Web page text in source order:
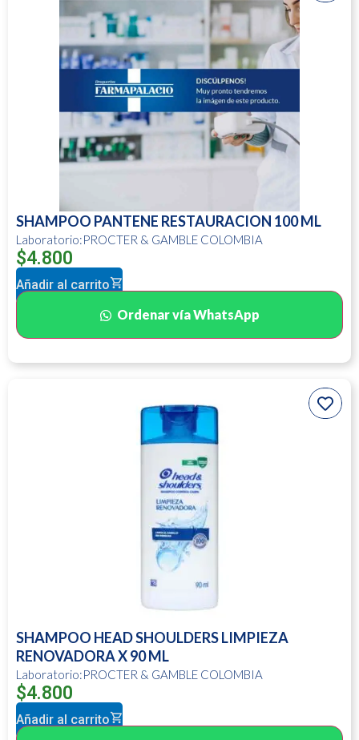
SHAMPOO PANTENE RESTAURACION 100 ML
Laboratorio:PROCTER & GAMBLE COLOMBIA
$4.800
Añadir al carrito
Ordenar vía WhatsApp
SHAMPOO HEAD SHOULDERS LIMPIEZA
RENOVADORA X 90 ML
Laboratorio:PROCTER & GAMBLE COLOMBIA
$4.800
Añadir al carrito